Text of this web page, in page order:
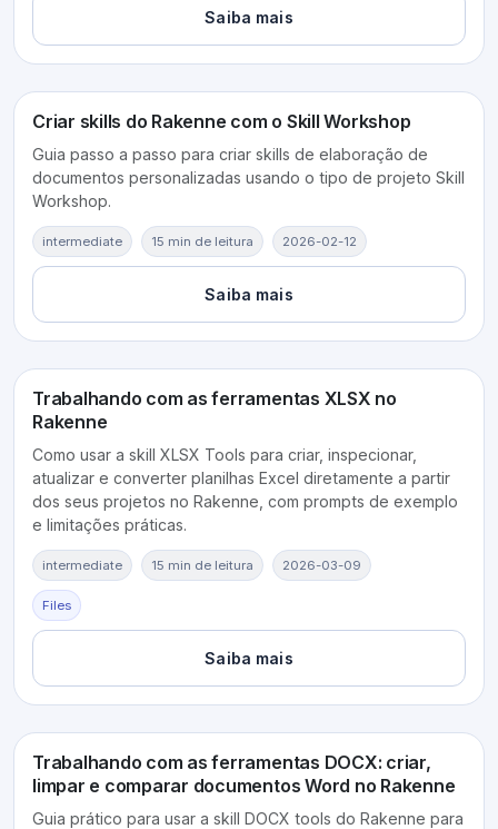
Saiba mais
Criar skills do Rakenne com o Skill Workshop
Guia passo a passo para criar skills de elaboração de
documentos personalizadas usando o tipo de projeto Skill
Workshop.
intermediate 15 min de leitura 2026-02-12
Saiba mais
Trabalhando com as ferramentas XLSX no
Rakenne
Como usar a skill XLSX Tools para criar, inspecionar,
atualizar e converter planilhas Excel diretamente a partir
dos seus projetos no Rakenne, com prompts de exemplo
e limitações práticas.
intermediate 15 min de leitura 2026-03-09
Files
Saiba mais
Trabalhando com as ferramentas DOCX: criar,
limpar e comparar documentos Word no Rakenne
Guia prático para usar a skill DOCX tools do Rakenne para